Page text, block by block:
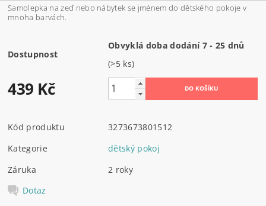
Samolepka na zeď nebo nábytek se jménem do dětského pokoje v
mnoha barvách.
Dostupnost
Obvyklá doba dodání 7 - 25 dnů
(>5 ks)
439 Kč
Kód produktu
3273673801512
Kategorie
dětský pokoj
Záruka
2 roky
Dotaz